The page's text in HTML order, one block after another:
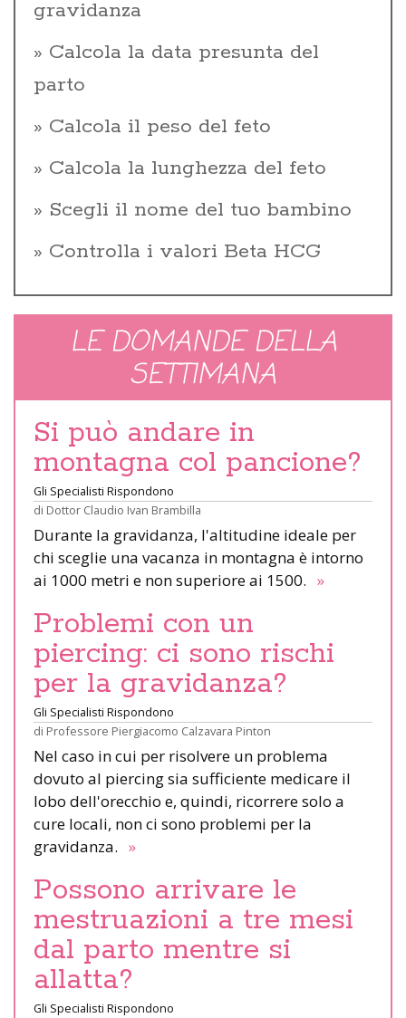
gravidanza
Calcola la data presunta del
parto
Calcola il peso del feto
Calcola la lunghezza del feto
Scegli il nome del tuo bambino
Controlla i valori Beta HCG
LE DOMANDE DELLA
SETTIMANA
Si può andare in
montagna col pancione?
Gli Specialisti Rispondono
di Dottor Claudio Ivan Brambilla
Durante la gravidanza, l'altitudine ideale per
chi sceglie una vacanza in montagna è intorno
ai 1000 metri e non superiore ai 1500. »
Problemi con un
piercing: ci sono rischi
per la gravidanza?
Gli Specialisti Rispondono
di Professore Piergiacomo Calzavara Pinton
Nel caso in cui per risolvere un problema
dovuto al piercing sia sufficiente medicare il
lobo dell'orecchio e, quindi, ricorrere solo a
cure locali, non ci sono problemi per la
gravidanza. »
Possono arrivare le
mestruazioni a tre mesi
dal parto mentre si
allatta?
Gli Specialisti Rispondono